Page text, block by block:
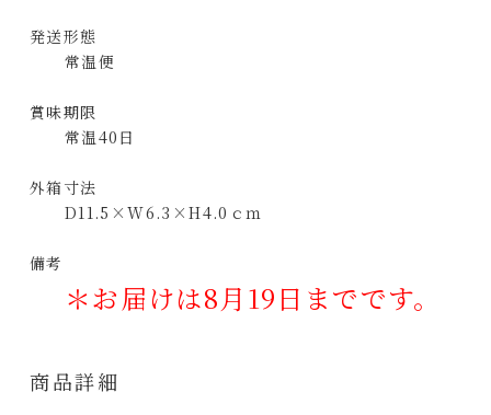
発送形態
常温便
賞味期限
常温40日
外箱寸法
D11.5×W6.3×H4.0ｃｍ
備考
＊お届けは8月19日までです。
商品詳細